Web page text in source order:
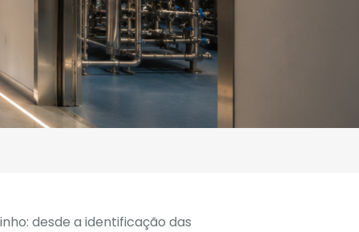
desde a identificação das